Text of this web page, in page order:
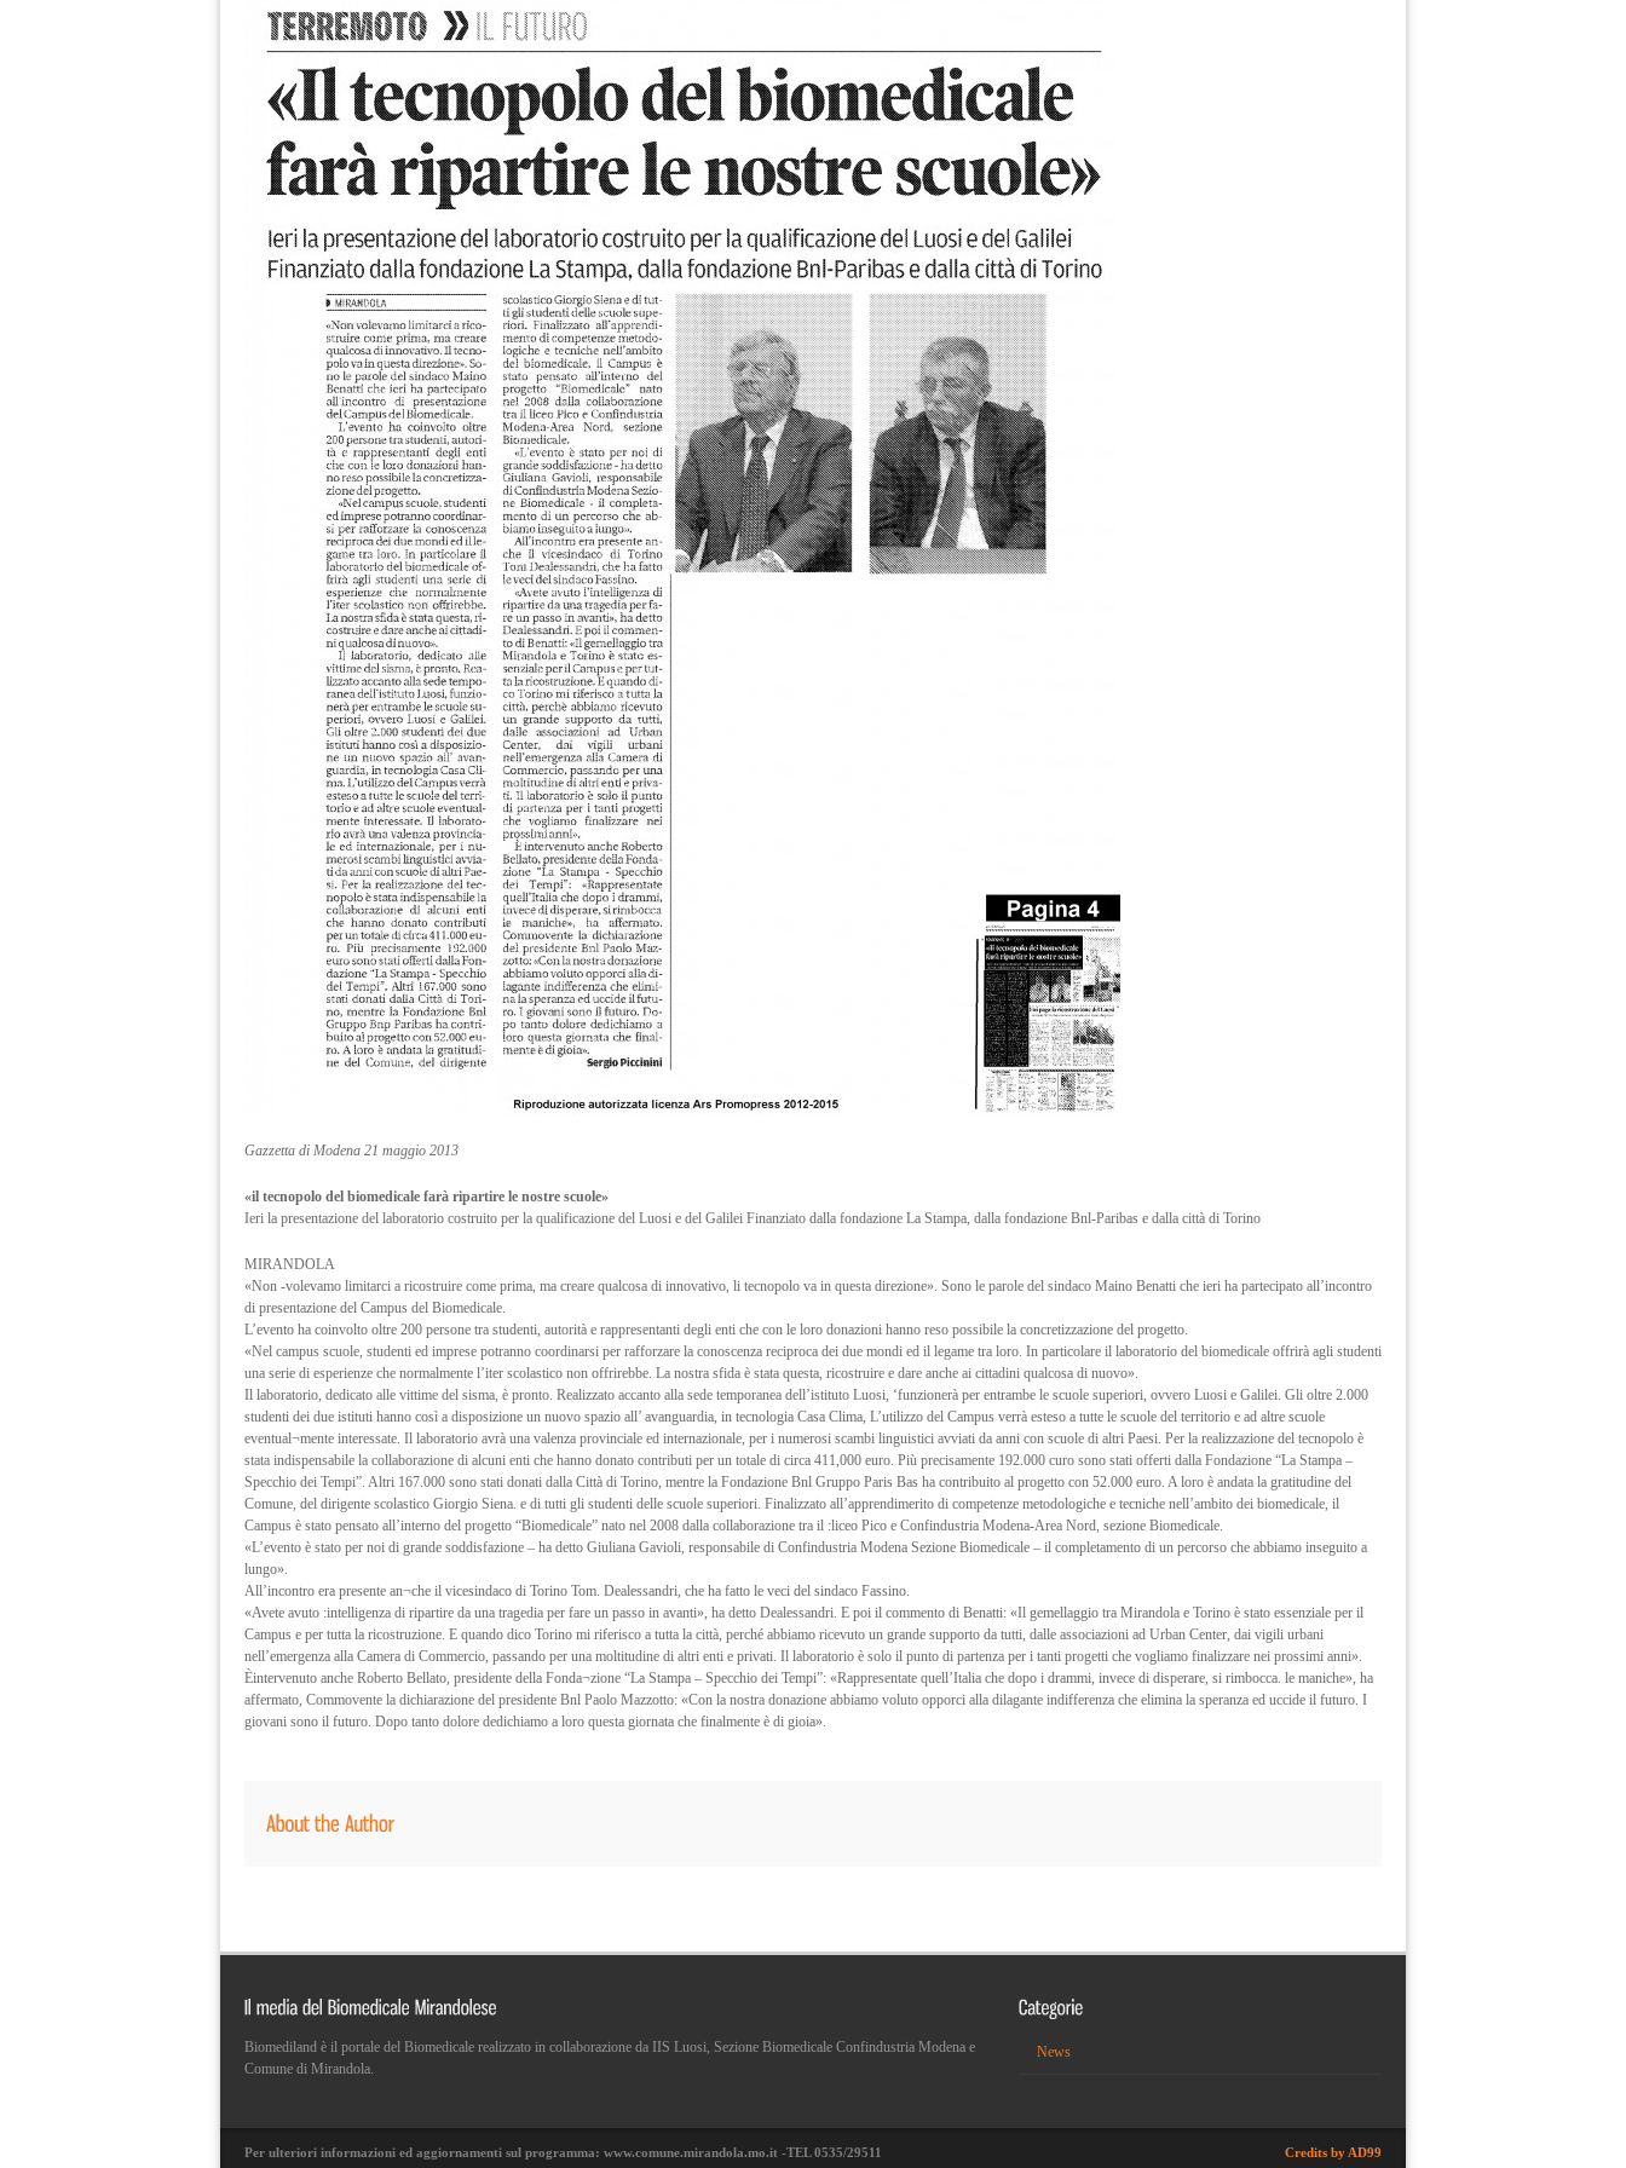
Gazzetta di Modena 21 maggio 2013
«il tecnopolo del biomedicale farà ripartire le nostre scuole»
Ieri la presentazione del laboratorio costruito per la qualificazione del Luosi e del Galilei Finanziato dalla fondazione La Stampa, dalla fondazione Bnl-Paribas e dalla città di Torino
MIRANDOLA
«Non -volevamo limitarci a ricostruire come prima, ma creare qualcosa di innovativo, li tecnopolo va in questa direzione». Sono le parole del sindaco Maino Benatti che ieri ha partecipato all’incontro
di presentazione del Campus del Biomedicale.
L’evento ha coinvolto oltre 200 persone tra studenti, autorità e rappresentanti degli enti che con le loro donazioni hanno reso possibile la concretizzazione del progetto.
«Nel campus scuole, studenti ed imprese potranno coordinarsi per rafforzare la conoscenza reciproca dei due mondi ed il legame tra loro. In particolare il laboratorio del biomedicale offrirà agli studenti
una serie di esperienze che normalmente l’iter scolastico non offrirebbe. La nostra sfida è stata questa, ricostruire e dare anche ai cittadini qualcosa di nuovo».
Il laboratorio, dedicato alle vittime del sisma, è pronto. Realizzato accanto alla sede temporanea dell’istituto Luosi, ‘funzionerà per entrambe le scuole superiori, ovvero Luosi e Galilei. Gli oltre 2.000
studenti dei due istituti hanno così a disposizione un nuovo spazio all’ avanguardia, in tecnologia Casa Clima, L’utilizzo del Campus verrà esteso a tutte le scuole del territorio e ad altre scuole
eventual¬mente interessate. Il laboratorio avrà una valenza provinciale ed internazionale, per i numerosi scambi linguistici avviati da anni con scuole di altri Paesi. Per la realizzazione del tecnopolo è
stata indispensabile la collaborazione di alcuni enti che hanno donato contributi per un totale di circa 411,000 euro. Più precisamente 192.000 curo sono stati offerti dalla Fondazione “La Stampa –
Specchio dei Tempi”. Altri 167.000 sono stati donati dalla Città di Torino, mentre la Fondazione Bnl Gruppo Paris Bas ha contribuito al progetto con 52.000 euro. A loro è andata la gratitudine del
Comune, del dirigente scolastico Giorgio Siena. e di tutti gli studenti delle scuole superiori. Finalizzato all’apprendimerito di competenze metodologiche e tecniche nell’ambito dei biomedicale, il
Campus è stato pensato all’interno del progetto “Biomedicale” nato nel 2008 dalla collaborazione tra il :liceo Pico e Confindustria Modena-Area Nord, sezione Biomedicale.
«L’evento è stato per noi di grande soddisfazione – ha detto Giuliana Gavioli, responsabile di Confindustria Modena Sezione Biomedicale – il completamento di un percorso che abbiamo inseguito a
lungo».
All’incontro era presente an¬che il vicesindaco di Torino Tom. Dealessandri, che ha fatto le veci del sindaco Fassino.
«Avete avuto :intelligenza di ripartire da una tragedia per fare un passo in avanti», ha detto Dealessandri. E poi il commento di Benatti: «Il gemellaggio tra Mirandola e Torino è stato essenziale per il
Campus e per tutta la ricostruzione. E quando dico Torino mi riferisco a tutta la città, perché abbiamo ricevuto un grande supporto da tutti, dalle associazioni ad Urban Center, dai vigili urbani
nell’emergenza alla Camera di Commercio, passando per una moltitudine di altri enti e privati. Il laboratorio è solo il punto di partenza per i tanti progetti che vogliamo finalizzare nei prossimi anni».
Èintervenuto anche Roberto Bellato, presidente della Fonda¬zione “La Stampa – Specchio dei Tempi”: «Rappresentate quell’Italia che dopo i drammi, invece di disperare, si rimbocca. le maniche», ha
affermato, Commovente la dichiarazione del presidente Bnl Paolo Mazzotto: «Con la nostra donazione abbiamo voluto opporci alla dilagante indifferenza che elimina la speranza ed uccide il futuro. I
giovani sono il futuro. Dopo tanto dolore dedichiamo a loro questa giornata che finalmente è di gioia».
Biomediland è il portale del Biomedicale realizzato in collaborazione da IIS Luosi, Sezione Biomedicale Confindustria Modena e
Comune di Mirandola.
News
Per ulteriori informazioni ed aggiornamenti sul programma: www.comune.mirandola.mo.it -TEL 0535/29511 Credits by AD99